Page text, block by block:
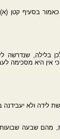
כאמור בסעיף
בלילה, שנדרשה
אין היא מסכימה
לידה ולא יעבידנה
שבעה שבועות